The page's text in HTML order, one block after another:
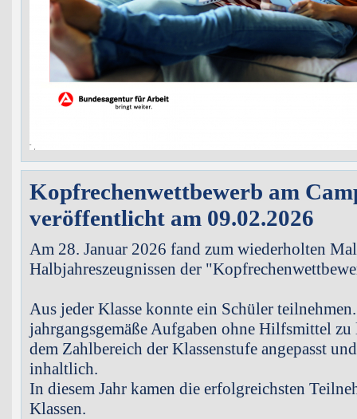
Kopfrechenwettbewerb am
veröffentlicht am 09.02.2026
Am 28. Januar 2026 fand zum wiederholten
Halbjahreszeugnissen der
Aus jeder Klasse konnte ein Schüler
jahrgangsgemäße Aufgaben ohne Hilfsmittel
dem Zahlbereich der Klassenstufe angepasst
inhaltlich.
In diesem Jahr kamen die erfolgreichsten
Klassen.